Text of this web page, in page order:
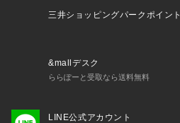
三井ショッピングパークポイント
&mallデスク
ららぽーと受取なら送料無料
LINE公式アカウント